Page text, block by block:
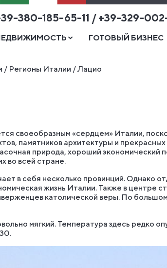
380-185-65-11 / +39-329-
ГОТОВЫЙ БИЗНЕС
/ Регионы Италии /Лацио
своеобразным «сердцем» Италии,
памятников архитектуры и
природа, хороший экономический
во всей стране.
в себя несколько провинций. Однако
жизнь Италии. Также в центре
католической веры. По
мягкий. Температура здесь редко